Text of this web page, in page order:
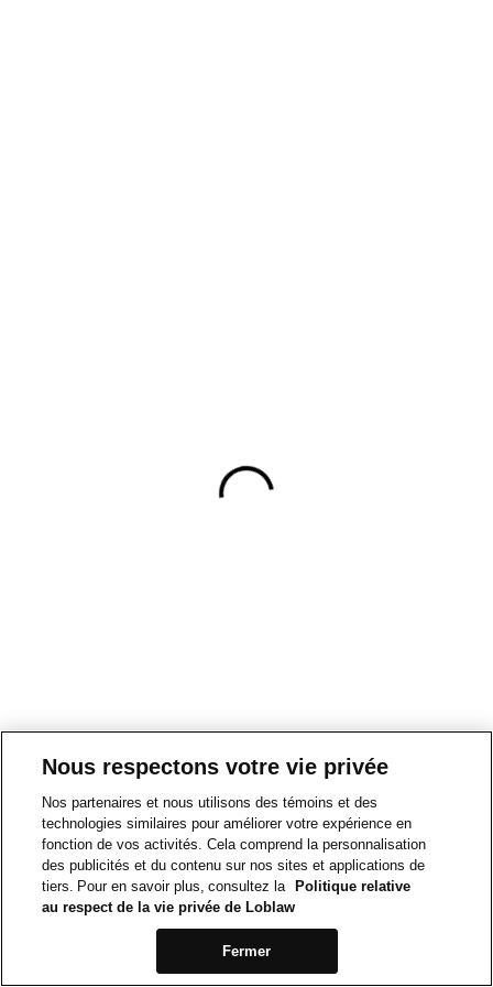
Nous respectons votre vie privée
Nos partenaires et nous utilisons des témoins et des
technologies similaires pour améliorer votre expérience en
fonction de vos activités. Cela comprend la personnalisation
des publicités et du contenu sur nos sites et applications de
tiers. Pour en savoir plus, consultez la
Politique relative
au respect de la vie privée de Loblaw
Fermer